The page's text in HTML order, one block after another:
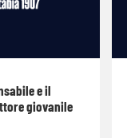
e il
giovanile